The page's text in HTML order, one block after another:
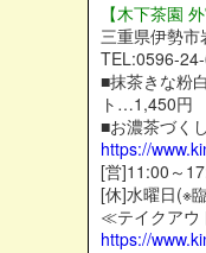
【木下茶園
三重県伊勢
TEL:0596-
■抹茶きな粉
ト…1,450円
■お濃茶づく
https://
[営]11:00～
[休]水曜日(※
≪テイクアウ
https://